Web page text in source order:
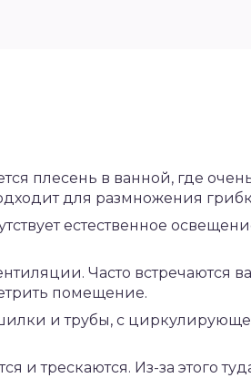
плесень в ванной, где
для размножения
естественное
Часто встречаются
помещение.
и трубы, с
трескаются. Из-за этого